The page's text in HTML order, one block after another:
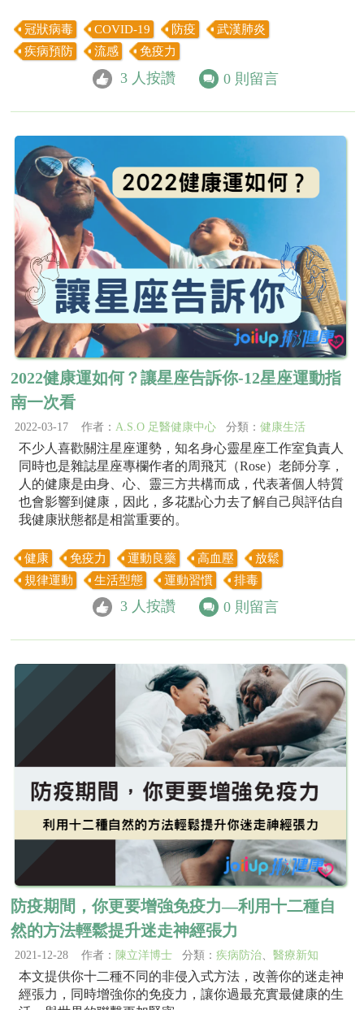
冠狀病毒 COVID-19 防疫
武漢肺炎
疾病預防
流感 免疫力
3 人按讚 0 則留言
2022健康運如何？讓星座告訴你-12星座運動指
南一次看
2022-03-17 作者： A.S.O 足醫健康中心 分類： 健康生活
不少人喜歡關注星座運勢，知名身心靈星座工作室負責人
同時也是雜誌星座專欄作者的周飛芃（Rose）老師分享，
人的健康是由身、心、靈三方共構而成，代表著個人特質
也會影響到健康，因此，多花點心力去了解自己與評估自
我健康狀態都是相當重要的。
健康 免疫力 運動良藥 高血壓
放鬆
規律運動
生活型態 運動習慣 排毒
3 人按讚 0 則留言
防疫期間，你更要增強免疫力—利用十二種自
然的方法輕鬆提升迷走神經張力
2021-12-28 作者： 陳立洋博士 分類： 疾病防治 醫療新知
本文提供你十二種不同的非侵入式方法，改善你的迷走神
經張力，同時增強你的免疫力，讓你過最充實最健康的生